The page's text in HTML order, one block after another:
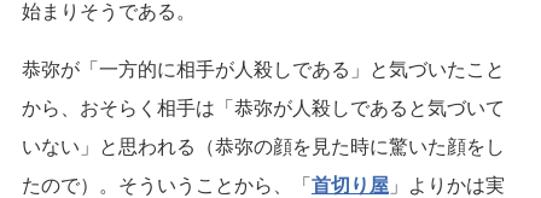
始まりそうである。
恭弥が「一方的に相手が人殺しである」と気づいたこと
から、おそらく相手は「恭弥が人殺しであると気づいて
いない」と思われる（恭弥の顔を見た時に驚いた顔をし
たので）。そういうことから、「 首切り屋」よりかは実